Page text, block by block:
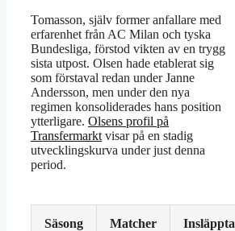
Tomasson, själv former anfallare med
erfarenhet från AC Milan och tyska
Bundesliga, förstod vikten av en trygg
sista utpost. Olsen hade etablerat sig
som förstaval redan under Janne
Andersson, men under den nya
regimen konsoliderades hans position
ytterligare. Olsens profil på
Transfermarkt visar på en stadig
utvecklingskurva under just denna
period.
Säsong Matcher Insläppta